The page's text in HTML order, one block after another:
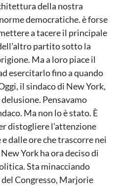
della nostra
democratiche. è forse
a tacere il principale
partito sotto la
Ma a loro piace il
esercitarlo fino a quando
il sindaco di New York,
Pensavamo
Ma non lo è stato. È
distogliere l’attenzione
dalle ore che trascorre nei
York ha ora deciso di
Sta minacciando
Congresso, Marjorie